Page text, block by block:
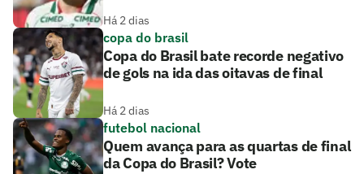
Há 2 dias
copa do brasil
Copa do Brasil bate recorde negativo
de gols na ida das oitavas de final
Há 2 dias
futebol nacional
Quem avança para as quartas de final
da Copa do Brasil? Vote